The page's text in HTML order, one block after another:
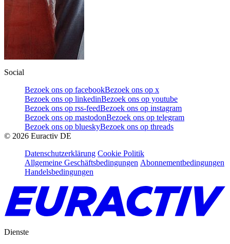
Social
Bezoek ons op facebookBezoek ons op x
Bezoek ons op linkedinBezoek ons op youtube
Bezoek ons op rss-feedBezoek ons op instagram
Bezoek ons op mastodonBezoek ons op telegram
Bezoek ons op blueskyBezoek ons op threads
© 2026 Euractiv DE
Datenschutzerklärung Cookie Politik
Allgemeine Geschäftsbedingungen Abonnementbedingungen
Handelsbedingungen
Dienste